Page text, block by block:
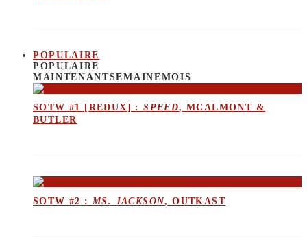
POPULAIRE
POPULAIRE
MAINTENANTSEMAINEMOIS
SOTW #1 [REDUX] :SPEED, MCALMONT &
BUTLER
SOTW #2 : MS. JACKSON, OUTKAST